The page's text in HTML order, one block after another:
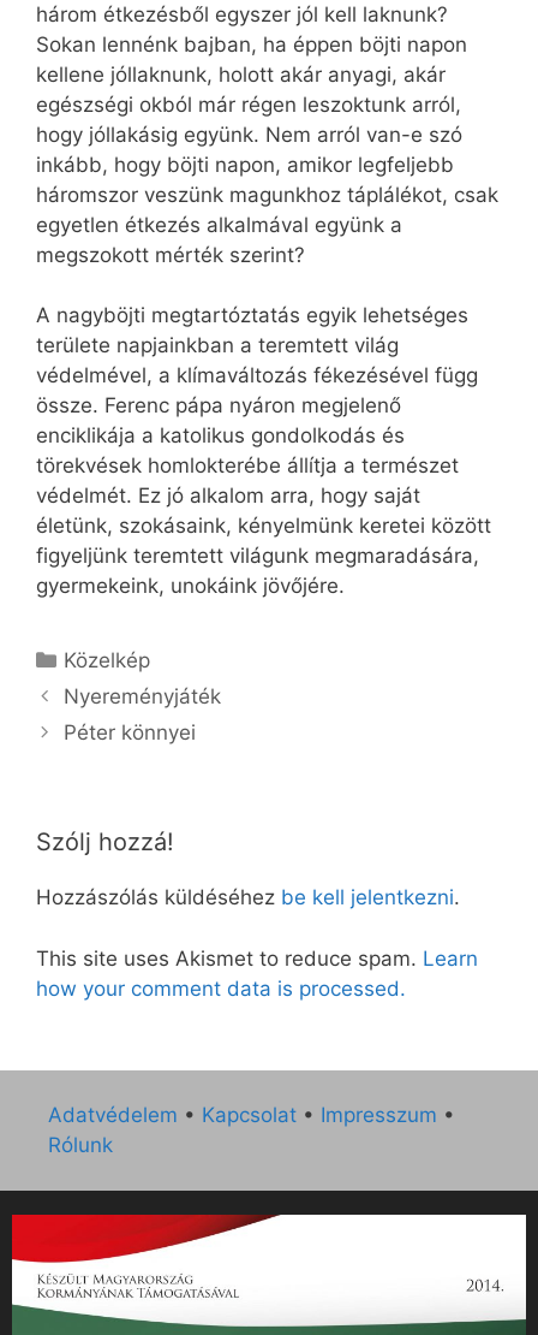
három étkezésből egyszer jól kell laknunk?
Sokan lennénk bajban, ha éppen böjti napon
kellene jóllaknunk, holott akár anyagi, akár
egészségi okból már régen leszoktunk arról,
hogy jóllakásig együnk. Nem arról van-e szó
inkább, hogy böjti napon, amikor legfeljebb
háromszor veszünk magunkhoz táplálékot, csak
egyetlen étkezés alkalmával együnk a
megszokott mérték szerint?
A nagyböjti megtartóztatás egyik lehetséges
területe napjainkban a teremtett világ
védelmével, a klímaváltozás fékezésével függ
össze. Ferenc pápa nyáron megjelenő
enciklikája a katolikus gondolkodás és
törekvések homlokterébe állítja a természet
védelmét. Ez jó alkalom arra, hogy saját
életünk, szokásaink, kényelmünk keretei között
figyeljünk teremtett világunk megmaradására,
gyermekeink, unokáink jövőjére.
Kategória
Közelkép
Nyereményjáték
Péter könnyei
Szólj hozzá!
Hozzászólás küldéséhez be kell jelentkezni.
This site uses Akismet to reduce spam. Learn
how your comment data is processed.
Adatvédelem • Kapcsolat • Impresszum •
Rólunk